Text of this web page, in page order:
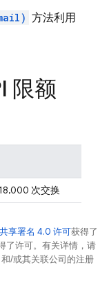
方法利用
限额
次交换
享署名 4.0 许可获得了
了许可。有关详情，请
/或其关联公司的注册